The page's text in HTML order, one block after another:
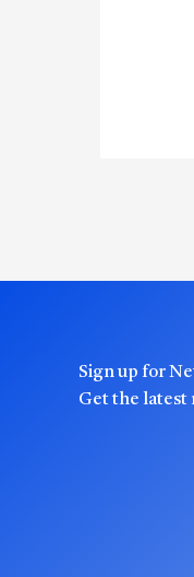
Sign up for
Get the latest